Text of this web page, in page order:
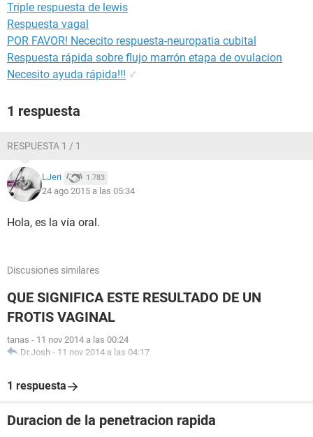
Triple respuesta de lewis
Respuesta vagal
POR FAVOR! Nececito respuesta-neuropatia cubital
Respuesta rápida sobre flujo marrón etapa de ovulacion
Necesito ayuda rápida!!! ✓
1 respuesta
RESPUESTA 1 / 1
LJeri 1.783
24 ago 2015 a las 05:34
Hola, es la vía oral.
Discusiones similares
QUE SIGNIFICA ESTE RESULTADO DE UN
FROTIS VAGINAL
tanas - 11 nov 2014 a las 00:24
Dr.Josh - 11 nov 2014 a las 04:17
1 respuesta
Duracion de la penetracion rapida